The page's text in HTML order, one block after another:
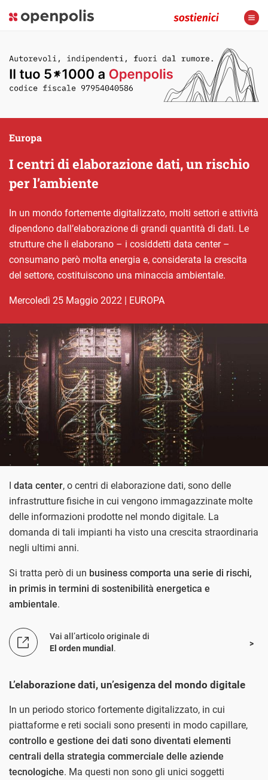
I centri di elaborazione dati, un rischio
per l’ambiente
Europa
In un mondo fortemente digitalizzato, molti settori e attività
dipendono dall’elaborazione di grandi quantità di dati. Le
strutture che li elaborano – i cosiddetti data center –
consumano però molta energia e, considerata la crescita
del settore, costituiscono una minaccia ambientale.
mercoledì 25 Maggio 2022 | EUROPA
I data center, o centri di elaborazione dati, sono delle
infrastrutture fisiche in cui vengono immagazzinate molte
delle informazioni prodotte nel mondo digitale. La
domanda di tali impianti ha visto una crescita straordinaria
negli ultimi anni.
Si tratta però di un business comporta una serie di rischi,
in primis in termini di sostenibilità energetica e
ambientale.
Vai all’articolo originale di
El orden mundial.
L’elaborazione dati, un’esigenza del mondo digitale
In un periodo storico fortemente digitalizzato, in cui
piattaforme e reti sociali sono presenti in modo capillare,
controllo e gestione dei dati sono diventati elementi
centrali della strategia commerciale delle aziende
tecnologiche. Ma questi non sono gli unici soggetti